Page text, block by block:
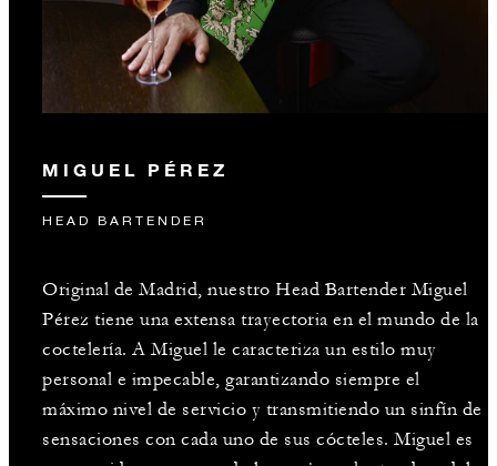
MIGUEL PÉREZ
HEAD BARTENDER
Original de Madrid, nuestro Head Bartender Miguel
Pérez tiene una extensa trayectoria en el mundo de la
coctelería. A Miguel le caracteriza un estilo muy
personal e impecable, garantizando siempre el
máximo nivel de servicio y transmitiendo un sinfín de
sensaciones con cada uno de sus cócteles. Miguel es